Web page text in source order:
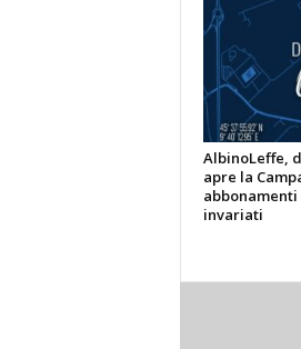
AlbinoLeffe,
apre la
abbonamenti
invariati